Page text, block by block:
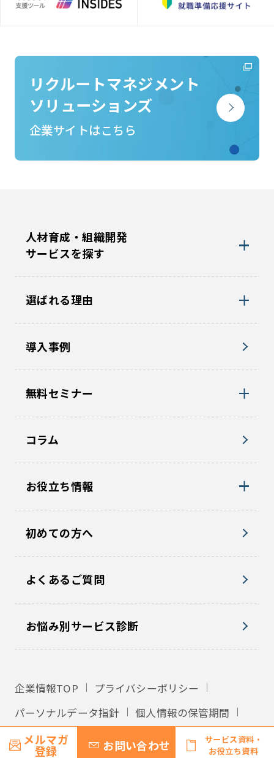
リクルートマネジメント
ソリューションズ
企業サイトはこちら
メルマガ
登録 お問い合わせ
サービス資料・
お役立ち資料
人材育成・組織開発
サービスを探す
選ばれる理由
導入事例
無料セミナー
コラム
お役立ち情報
初めての方へ
よくあるご質問
お悩み別サービス診断
企業情報TOP
プライバシーポリシー
パーソナルデータ指針
個人情報の保管期間
外国への個人情報の提供
利用規約